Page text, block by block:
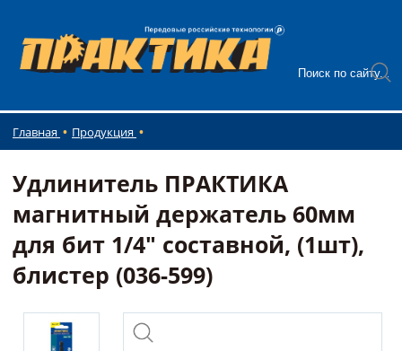
Главная Продукция
Удлинитель ПРАКТИКА
магнитный держатель 60мм
для бит 1/4" составной, (1шт),
блистер (036-599)